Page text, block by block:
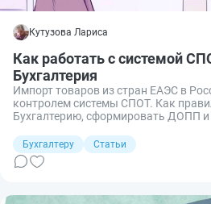
Кутузова Лариса
Как работать с системой
Бухгалтерия
Импорт товаров из стран ЕАЭС в
контролем системы СПОТ. Как
Бухгалтерию, сформировать ДОПП и
в 1С: Бухгалтерия, на что обратить
Бухгалтеру
Статьи